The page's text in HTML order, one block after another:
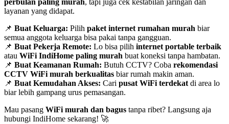
perbulan paling murah, tapi juga cek kestabilan jaringan dan
layanan yang didapat.
📌 Buat Keluarga: Pilih paket internet rumahan murah biar
semua anggota keluarga bisa pakai tanpa gangguan.
📌 Buat Pekerja Remote: Lo bisa pilih internet portable terbaik
atau WiFi IndiHome paling murah buat koneksi tanpa hambatan.
📌 Buat Keamanan Rumah: Butuh CCTV? Coba rekomendasi
CCTV WiFi murah berkualitas biar rumah makin aman.
📌 Buat Kemudahan Akses: Cari pusat WiFi terdekat di area lo
biar lebih gampang urus pemasangan.
Mau pasang WiFi murah dan bagus tanpa ribet? Langsung aja
hubungi IndiHome sekarang! 🚀